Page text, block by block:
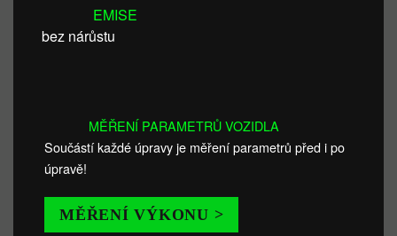
EMISE
bez nárůstu
MĚŘENÍ PARAMETRŮ VOZIDLA
Součástí každé úpravy je měření parametrů před i po
úpravě!
MĚŘENÍ VÝKONU >